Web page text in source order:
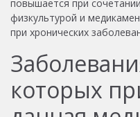
повышается при
физкультурой и
при хронических
которых